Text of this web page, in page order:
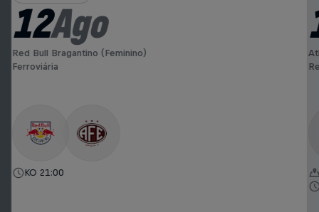
12Ago
Red Bull Bragantino (Feminino)
Ferroviária
KO 21:00